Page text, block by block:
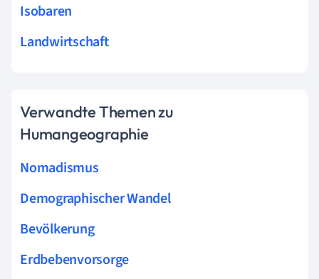
Isobaren
Landwirtschaft
Verwandte Themen zu
Humangeographie
Nomadismus
Demographischer Wandel
Bevölkerung
Erdbebenvorsorge